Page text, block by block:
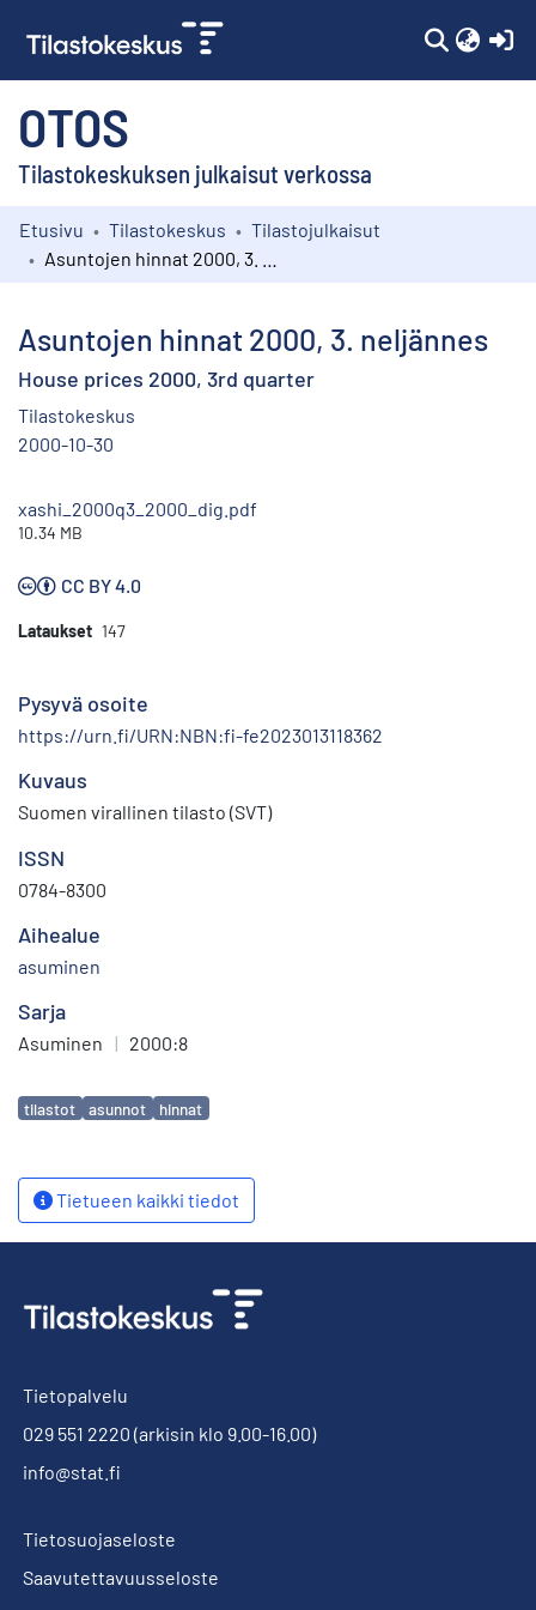
OTOS
Tilastokeskuksen julkaisut verkossa
Kokoelmat
Etusivu Tilastokeskus
Tilastojulkaisut
Asuntojen hinnat 2000, 3. neljännes
House prices 2000, 3rd quarter
Tilastokeskus
2000-10-30
xashi_2000q3_2000_dig.pdf
10.34 MB
CC BY 4.0
Lataukset 147
Pysyvä osoite
https://urn.fi/URN:NBN:fi-fe2023013118362
Kuvaus
Suomen virallinen tilasto (SVT)
ISSN
0784-8300
Aihealue
asuminen
Sarja
Asuminen | 2000:8
Avainsanat
tilastot asunnot hinnat
Tietueen kaikki tiedot
Tietopalvelu
029 551 2220 (arkisin klo 9.00-16.00)
info@stat.fi
Tietosuojaseloste
Saavutettavuusseloste